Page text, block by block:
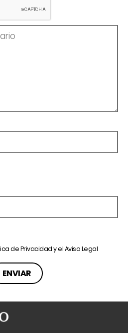
de Privacidady elAviso Legal